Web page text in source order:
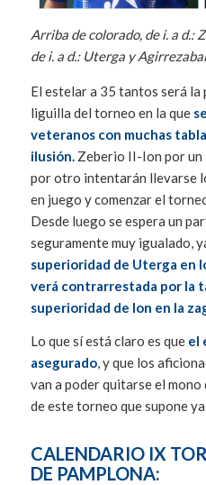
Arriba de colorado, de i. a d.:
de i. a d.: Uterga y
El estelar a 35 tantos será
liguilla del torneo en la que
veteranos con muchas
ilusión. Zeberio II-Ion por
por otro intentarán llevarse
en juego y comenzar el
Desde luego se espera un
seguramente muy igualado,
superioridad de Uterga en
verá contrarrestada por la
superioridad de Ion en la
Lo que sí está claro es que el
asegurado, y que los
van a poder quitarse el
de este torneo que supone
CALENDARIO IX
DE PAMPLONA: